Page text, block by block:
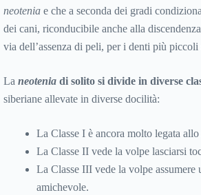
neotenia e che a seconda dei gradi
dei cani, riconducibile anche alla
via dell’assenza di peli, per i denti più
La neotenia di solito si divide in diverse
siberiane allevate in diverse docilità:
La Classe I è ancora molto legata
La Classe II vede la volpe lasciarsi
La Classe III vede la volpe assumere
amichevole.